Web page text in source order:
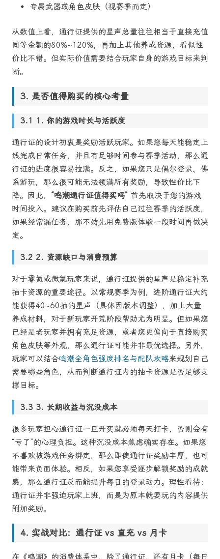
专属武器或角色皮肤（视赛季而定）
从数值上看，通行证提供的星声总量往往相当于直接充值
同等金额的80%~120%，再加上其他养成资源，看似性
价比不错。但实际价值需要结合玩家自身的游戏目标来判
断。
是否值得购买的核心考量
1. 你的游戏时长与活跃度
通行证的设计初衷是奖励活跃玩家。如果您每天能稳定上
线完成日常任务，并且有足够时间参与赛季活动，那么通
行证的进度很容易拉满。反之，如果您只是偶尔登录、佛
系游玩，那么很可能无法领满所有奖励，导致性价比下
降。因此， “鸣潮通行证值得买吗” 首先取决于您的游戏
时间投入。建议在购买前先评估自己过往赛季的活跃度，
如果经常漏任务，那不妨先用免费版体验一段时间再做决
定。
2. 资源缺口与消费预算
对于零氪或微氪玩家来说，通行证提供的星声是稳定补充
抽卡资源的重要途径。以常规赛季为例，进阶通行证大约
能获得40~60抽的星声（具体因版本调整），加上大量
养成材料，对于新玩家开荒阶段帮助尤为明显。但如果您
已经是老玩家并拥有充足资源，或者您更偏向于直接购买
角色皮肤等外观，那么通行证可能并非最优选择。另外，
玩家可以结合鸣潮全角色强度排名与配队攻略来规划自己
需要哪些角色，从而判断通行证内的抽卡资源是否足够支
撑目标。
3. 长期收益与沉没成本
很多玩家担心通行证一旦开买就必须每天打卡，否则会有
“亏了”的心理负担。这种沉没成本焦虑确实存在。如果您
不喜欢被游戏任务绑定，那么即使通行证奖励丰厚，也可
能带来负面体验。相反，如果您享受逐步解锁奖励的成就
感，那么通行证反而能提升每日的登录动力。理性看待：
通行证并非强迫玩家上班，而是为原本就要玩的内容提供
附加奖励。
实战对比：通行证 vs 直充 vs 月卡
在《鸣潮》的消费体系中，除了通行证，还有月卡（每日